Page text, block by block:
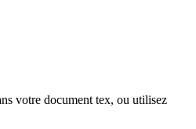
votre document tex, ou utilisez